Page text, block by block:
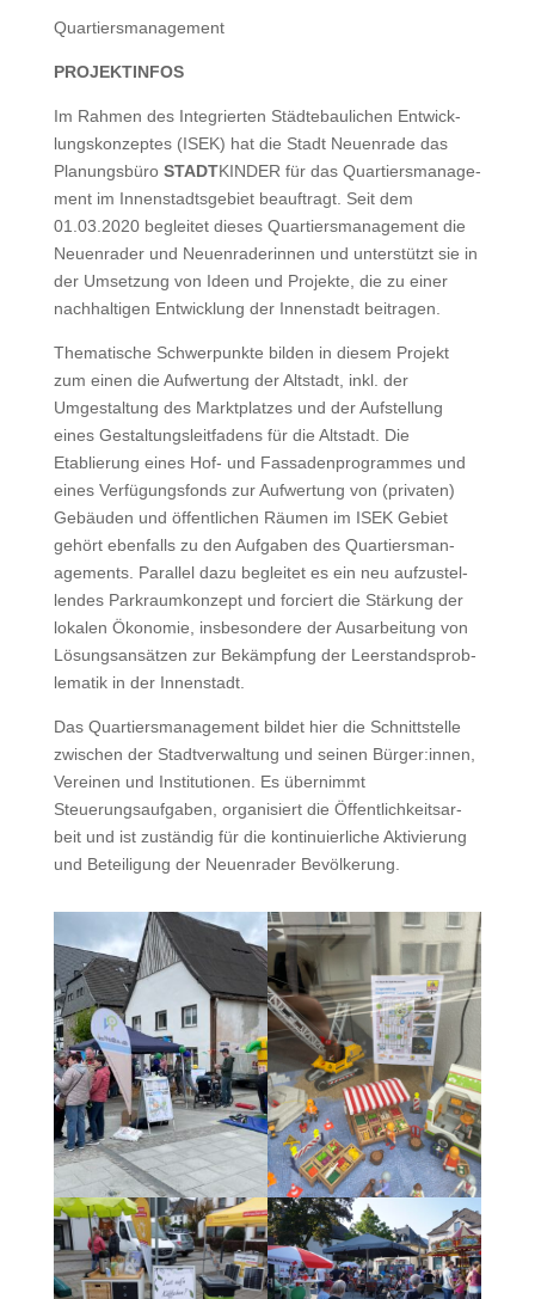
Quartiers­man­age­ment
PROJEKTINFOS
Im Rah­men des Inte­gri­erten Städte­baulichen Entwick­
lungskonzeptes (ISEK) hat die Stadt Neuen­rade das
Pla­nungs­büro STADTKINDER für das Quartiers­man­age­
ment im Innen­stadts­ge­bi­et beauf­tragt. Seit dem
01.03.2020 begleit­et dieses Quartiers­man­age­ment die
Neuen­rad­er und Neuen­raderin­nen und unter­stützt sie in
der Umset­zung von Ideen und Pro­jek­te, die zu ein­er
nach­halti­gen Entwick­lung der Innen­stadt beitragen.
The­ma­tis­che Schw­er­punk­te bilden in diesem Pro­jekt
zum einen die Aufw­er­tung der Alt­stadt, inkl. der
Umgestal­tung des Mark­t­platzes und der Auf­stel­lung
eines Gestal­tungsleit­fadens für die Alt­stadt. Die
Etablierung eines Hof- und Fas­saden­pro­grammes und
eines Ver­fü­gungs­fonds zur Aufw­er­tung von (pri­vat­en)
Gebäu­den und öffentlichen Räu­men im ISEK Gebi­et
gehört eben­falls zu den Auf­gaben des Quartiers­man­
age­ments. Par­al­lel dazu begleit­et es ein neu aufzustel­
len­des Par­kraumkonzept und forciert die Stärkung der
lokalen Ökonomie, ins­beson­dere der Ausar­beitung von
Lösungsan­sätzen zur Bekämp­fung der Leer­stand­sprob­
lematik in der Innenstadt.
Das Quartiers­man­age­ment bildet hier die Schnittstelle
zwis­chen der Stadtver­wal­tung und seinen Bürger:innen,
Vere­inen und Insti­tu­tio­nen. Es übern­immt
Steuerungsauf­gaben, organ­isiert die Öffentlichkeit­sar­
beit und ist zuständig für die kon­tinuier­liche Aktivierung
und Beteili­gung der Neuen­rad­er Bevölkerung.